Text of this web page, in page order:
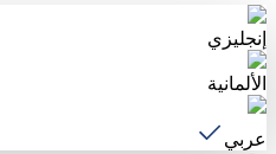
إنجليزي
الألمانية
عربي